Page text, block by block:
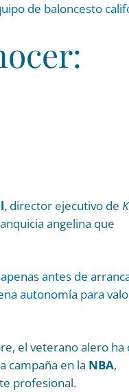
de baloncesto
, director ejecutivo de
angelina que
antes de
autonomía para
el veterano alero ha
campaña en la NBA,
profesional.